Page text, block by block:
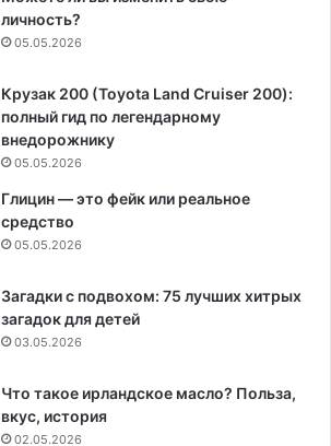
личность?
05.05.2026
Крузак 200 (Toyota Land Cruiser 200):
полный гид по легендарному
внедорожнику
05.05.2026
Глицин — это фейк или реальное
средство
05.05.2026
Загадки с подвохом: 75 лучших хитрых
загадок для детей
03.05.2026
Что такое ирландское масло? Польза,
вкус, история
02.05.2026